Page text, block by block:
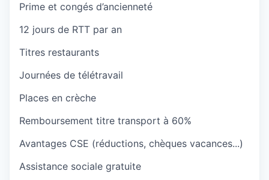
Prime et congés d’ancienneté
12 jours de RTT par an
Titres restaurants
Journées de télétravail
Places en crèche
Remboursement titre transport à 60%
Avantages CSE (réductions, chèques vacances...)
Assistance sociale gratuite